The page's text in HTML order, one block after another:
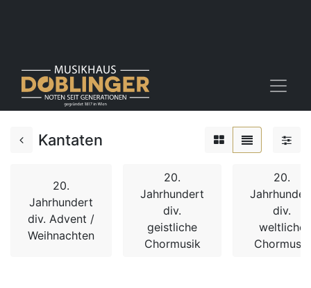
Kantaten
20.
Jahrhundert
div. Advent /
Weihnachten
20.
Jahrhundert
div.
geistliche
Chormusik
20.
div.
weltliche
Chormusik